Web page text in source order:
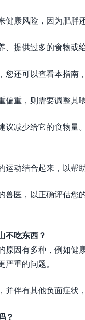
康风险，因为肥胖
、提供过多的食物或
还可以查看本指南
重，则需要调整其喂
议减少给它的食物
动结合起来，以帮
兽医，以正确评估您
不吃东西？
原因有多种，例如
重的问题。
并伴有其他负面症状
？